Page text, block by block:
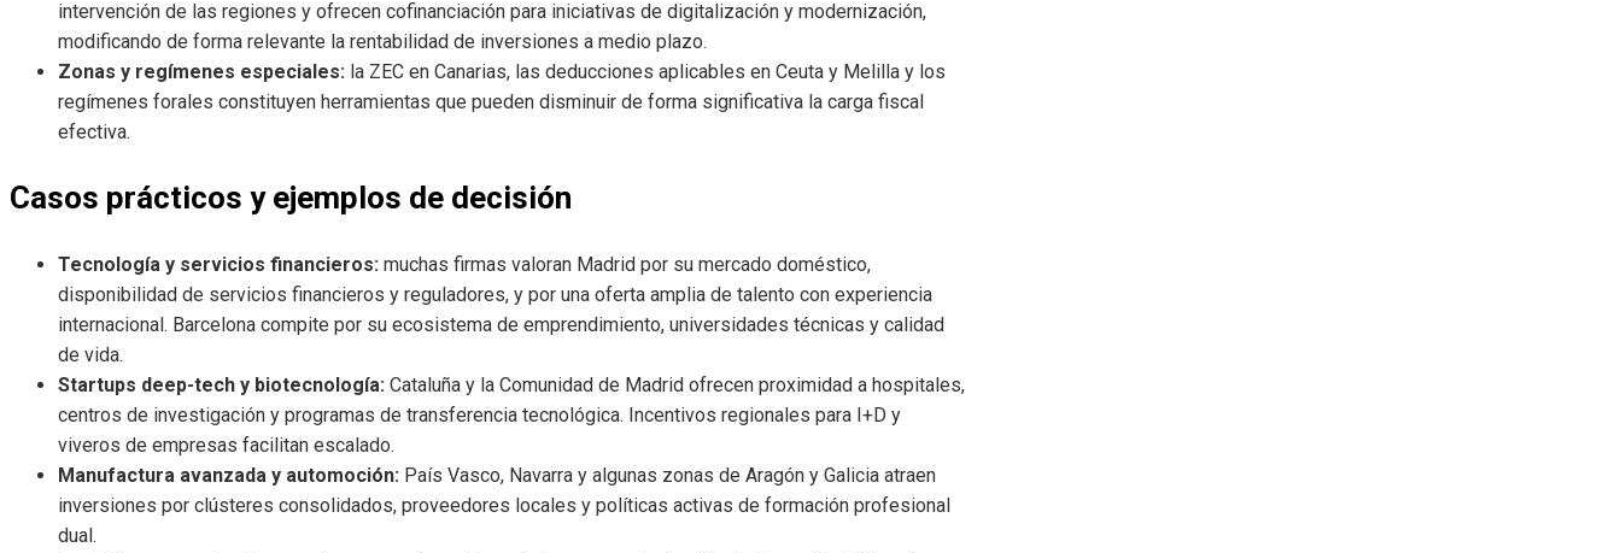
intervención de las regiones y ofrecen cofinanciación para iniciativas de digitalización y modernización,
modificando de forma relevante la rentabilidad de inversiones a medio plazo.
Zonas y regímenes especiales: la ZEC en Canarias, las deducciones aplicables en Ceuta y Melilla y los
regímenes forales constituyen herramientas que pueden disminuir de forma significativa la carga fiscal
efectiva.
Casos prácticos y ejemplos de decisión
Tecnología y servicios financieros: muchas firmas valoran Madrid por su mercado doméstico,
disponibilidad de servicios financieros y reguladores, y por una oferta amplia de talento con experiencia
internacional. Barcelona compite por su ecosistema de emprendimiento, universidades técnicas y calidad
de vida.
Startups deep-tech y biotecnología: Cataluña y la Comunidad de Madrid ofrecen proximidad a hospitales,
centros de investigación y programas de transferencia tecnológica. Incentivos regionales para I+D y
viveros de empresas facilitan escalado.
Manufactura avanzada y automoción: País Vasco, Navarra y algunas zonas de Aragón y Galicia atraen
inversiones por clústeres consolidados, proveedores locales y políticas activas de formación profesional
dual.